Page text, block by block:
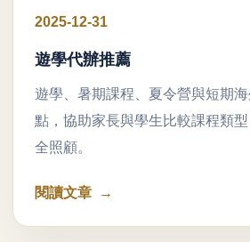
2025-12-31
遊學代辦推薦
遊學、暑期課程、夏令營與短期
點，協助家長與學生比較課程類
全照顧。
閱讀文章